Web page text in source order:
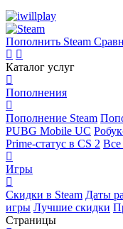
Пополнить Steam
Каталог услуг
Пополнения
Пополнение Steam
PUBG Mobile UC
Prime-статус в CS 2 Все
Игры
Скидки в Steam Даты
игры Лучшие скидки
Страницы